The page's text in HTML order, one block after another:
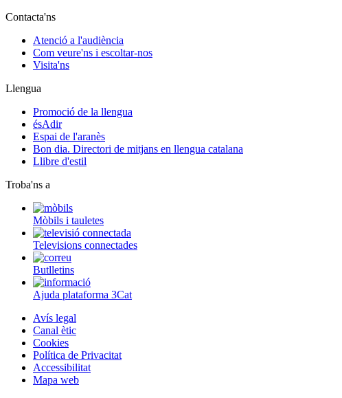
Contacta'ns
Atenció a l'audiència
Com veure'ns i escoltar-nos
Visita'ns
Llengua
Promoció de la llengua
ésAdir
Espai de l'aranès
Bon dia. Directori de mitjans en llengua catalana
Llibre d'estil
Troba'ns a
Mòbils i tauletes
Televisions connectades
Butlletins
Ajuda plataforma 3Cat
Avís legal
Canal ètic
Cookies
Política de Privacitat
Accessibilitat
Mapa web